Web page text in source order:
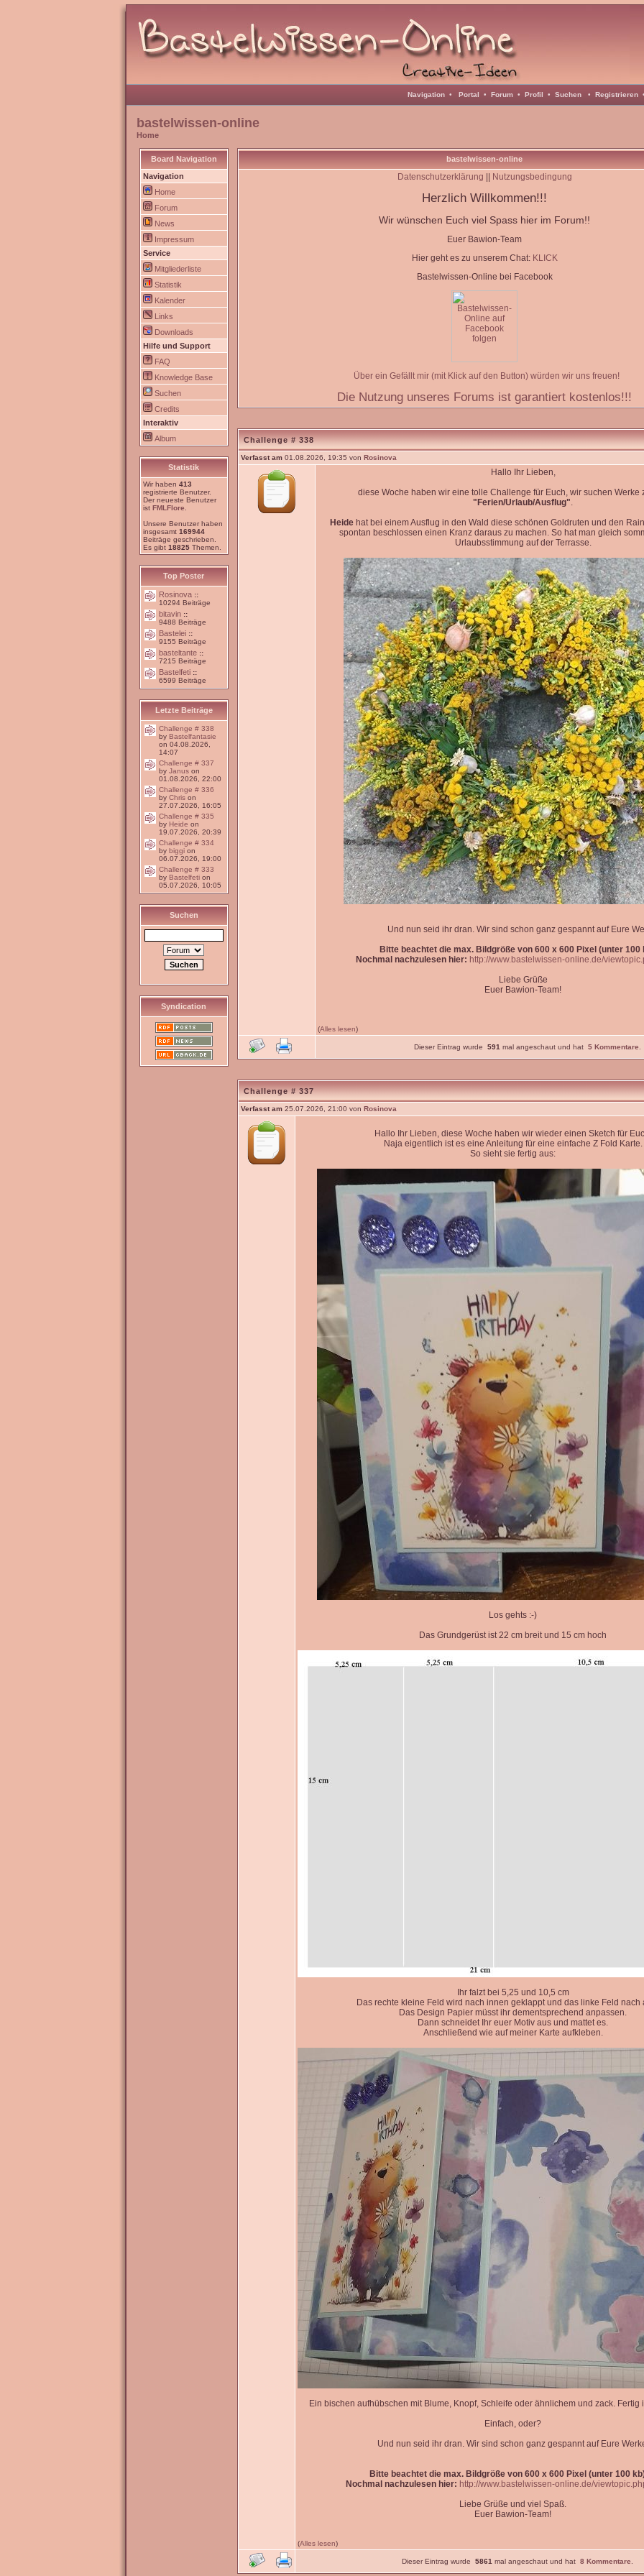
Navigation• Portal • Forum• Profil • Suchen• Registrieren
bastelwissen-online
Home
Board Navigation
Navigation
Home
Forum
News
Impressum
Service
Mitgliederliste
Statistik
Kalender
Links
Downloads
Hilfe und Support
FAQ
Knowledge Base
Suchen
Credits
Interaktiv
Album
Statistik
Wir haben 413
registrierte Benutzer.
Der neueste Benutzer
ist FMLFlore
Unsere Benutzer haben
insgesamt 169944
Beiträge geschrieben.
Es gibt 18825Themen.
Top Poster
Rosinova ::
10294 Beiträge
bitavin ::
9488 Beiträge
Bastelei ::
9155 Beiträge
basteltante ::
7215 Beiträge
Bastelfeti ::
6599 Beiträge
Letzte Beiträge
Challenge # 338
by Bastelfantasie
on 04.08.2026,
14:07
Challenge # 337
by Januson
01.08.2026, 22:00
Challenge # 336
by Chrison
27.07.2026, 16:05
Challenge # 335
by Heide on
19.07.2026, 20:39
Challenge # 334
by biggion
06.07.2026, 19:00
Challenge # 333
by Bastelfetion
05.07.2026, 10:05
Suchen
Syndication
bastelwissen-online
Datenschutzerklärung Nutzungsbedingung
Herzlich Willkommen!!!
Wir wünschen Euch viel Spass hier im Forum!!
Euer Bawion-Team
Hier geht es zu unserem Chat: KLICK
Bastelwissen-Online bei Facebook
Über ein Gefällt mir (mit Klick auf den Button) würden wir uns freuen!
Die Nutzung unseres Forums ist garantiert kostenlos!!!
Challenge # 338
Verfasst am01.08.2026, 19:35 von Rosinova
Hallo Ihr Lieben,
diese Woche haben wir eine tolle Challenge für Euch, wir suchen Werke
"Ferien/Urlaub/Ausflug".
Heide hat bei einem Ausflug in den Wald diese schönen Goldruten und den
spontan beschlossen einen Kranz daraus zu machen. So hat man gleich
Urlaubsstimmung auf der Terrasse.
Und nun seid ihr dran. Wir sind schon ganz gespannt auf Eure
Bitte beachtet die max. Bildgröße von 600 x 600 Pixel (unter 100
Nochmal nachzulesen hier: http://www.bastelwissen-online.de/
Liebe Grüße
Euer Bawion-Team!
(Alles lesen)
Dieser Eintrag wurde 591 mal angeschaut und hat 5 Kommentare
Challenge # 337
Verfasst am25.07.2026, 21:00 von Rosinova
Hallo Ihr Lieben, diese Woche haben wir wieder einen Sketch für
Naja eigentlich ist es eine Anleitung für eine einfache Z Fold Karte.
So sieht sie fertig aus:
Los gehts :-)
Das Grundgerüst ist 22 cm breit und 15 cm hoch
Ihr falzt bei 5,25 und 10,5 cm
Das rechte kleine Feld wird nach innen geklappt und das linke Feld nach
Das Design Papier müsst ihr dementsprechend anpassen.
Dann schneidet Ihr euer Motiv aus und mattet es.
Anschließend wie auf meiner Karte aufkleben.
Ein bischen aufhübschen mit Blume, Knopf, Schleife oder ähnlichem und zack. Fertig
Einfach, oder?
Und nun seid ihr dran. Wir sind schon ganz gespannt auf Eure
Bitte beachtet die max. Bildgröße von 600 x 600 Pixel (unter 100
Nochmal nachzulesen hier: http://www.bastelwissen-online.de/
Liebe Grüße und viel Spaß.
Euer Bawion-Team!
(Alles lesen)
Dieser Eintrag wurde 5861 mal angeschaut und hat 8 Kommentare